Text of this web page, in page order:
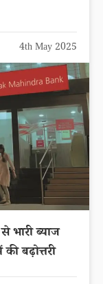
4th May 2025
ब्याज
बढ़ोत्तरी